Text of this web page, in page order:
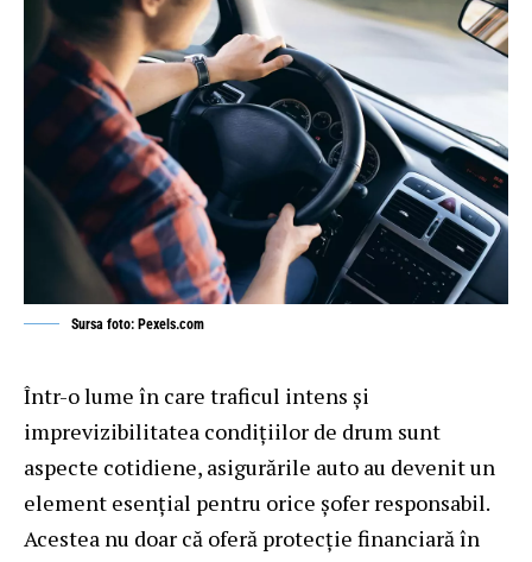
Sursa foto: Pexels.com
Într-o lume în care traficul intens și
imprevizibilitatea condițiilor de drum sunt
aspecte cotidiene, asigurările auto au devenit un
element esențial pentru orice șofer responsabil.
Acestea nu doar că oferă protecție financiară în